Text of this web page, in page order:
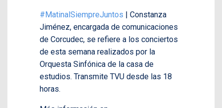
#MatinalSiempreJuntos | Constanza
Jiménez, encargada de comunicaciones
de Corcudec, se refiere a los conciertos
de esta semana realizados por la
Orquesta Sinfónica de la casa de
estudios. Transmite TVU desde las 18
horas.